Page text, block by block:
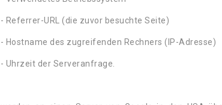
- Referrer-URL (die zuvor besuchte Seite)
- Hostname des zugreifenden Rechners (IP-Adresse)
- Uhrzeit der Serveranfrage.